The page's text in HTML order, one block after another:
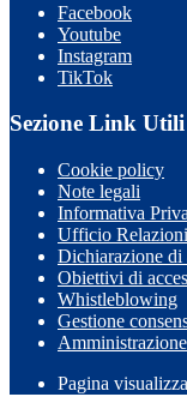
Facebook
Youtube
Instagram
TikTok
Sezione Link Utili
Cookie policy
Note legali
Informativa
Ufficio
Dichiarazione di
Obiettivi di
Whistleblowing
Gestione
Pagina